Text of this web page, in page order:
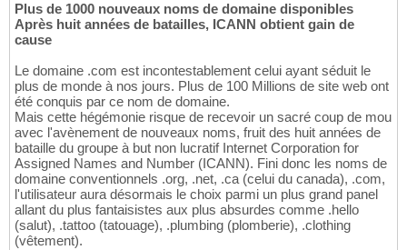
Plus de 1000 nouveaux noms de domaine disponibles
Après huit années de batailles, ICANN obtient gain de
cause
Le domaine .com est incontestablement celui ayant séduit le
plus de monde à nos jours. Plus de 100 Millions de site web ont
été conquis par ce nom de domaine.
Mais cette hégémonie risque de recevoir un sacré coup de mou
avec l'avènement de nouveaux noms, fruit des huit années de
bataille du groupe à but non lucratif Internet Corporation for
Assigned Names and Number (ICANN). Fini donc les noms de
domaine conventionnels .org, .net, .ca (celui du canada), .com,
l'utilisateur aura désormais le choix parmi un plus grand panel
allant du plus fantaisistes aux plus absurdes comme .hello
(salut), .tattoo (tatouage), .plumbing (plomberie), .clothing
(vêtement).